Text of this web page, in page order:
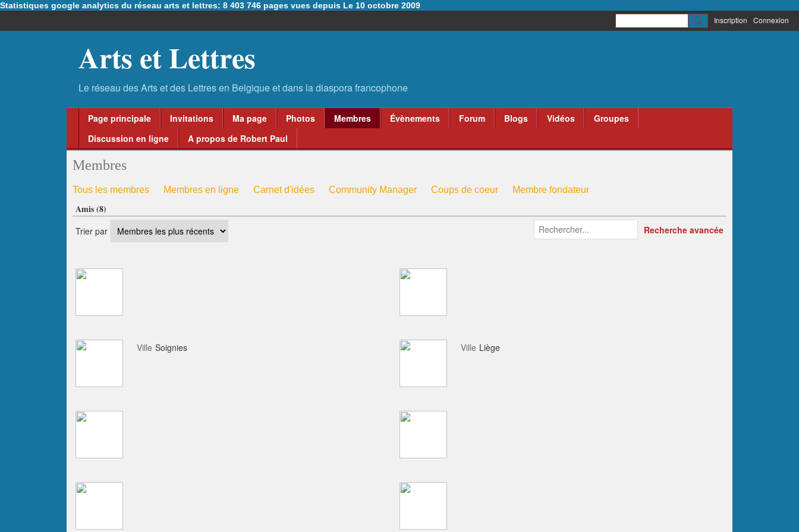
Statistiques google analytics du réseau arts et lettres: 8 403 746 pages vues depuis Le 10 octobre 2009
Inscription Connexion
Arts et Lettres
Page principale Invitations Ma page Photos Membres Évènements Forum Blogs Vidéos
Groupes
Discussion en ligne
A propos de Robert Paul
Membres
Tous les membres Membres en ligne Carnet d'idées Community Manager Coups de coeur
Membre fondateur
La Flore dans l'art et l'histoire
administrateur théâtres
Amis (8)
Trier par Recherche avancée
Ville Soignies Ville Liège